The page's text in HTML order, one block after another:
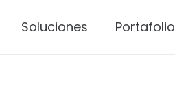
Soluciones Portafolio